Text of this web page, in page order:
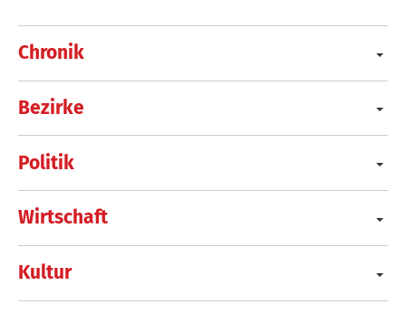
Chronik
Bezirke
Politik
Wirtschaft
Kultur